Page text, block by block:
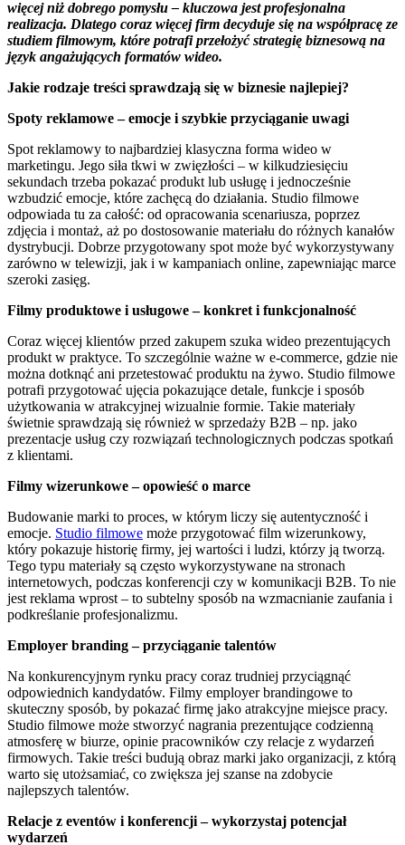
więcej niż dobrego pomysłu – kluczowa jest profesjonalna
realizacja. Dlatego coraz więcej firm decyduje się na współpracę ze
studiem filmowym, które potrafi przełożyć strategię biznesową na
język angażujących formatów wideo.
Jakie rodzaje treści sprawdzają się w biznesie najlepiej?
Spoty reklamowe – emocje i szybkie przyciąganie uwagi
Spot reklamowy to najbardziej klasyczna forma wideo w
marketingu. Jego siła tkwi w zwięzłości – w kilkudziesięciu
sekundach trzeba pokazać produkt lub usługę i jednocześnie
wzbudzić emocje, które zachęcą do działania. Studio filmowe
odpowiada tu za całość: od opracowania scenariusza, poprzez
zdjęcia i montaż, aż po dostosowanie materiału do różnych kanałów
dystrybucji. Dobrze przygotowany spot może być wykorzystywany
zarówno w telewizji, jak i w kampaniach online, zapewniając marce
szeroki zasięg.
Filmy produktowe i usługowe – konkret i funkcjonalność
Coraz więcej klientów przed zakupem szuka wideo prezentujących
produkt w praktyce. To szczególnie ważne w e-commerce, gdzie nie
można dotknąć ani przetestować produktu na żywo. Studio filmowe
potrafi przygotować ujęcia pokazujące detale, funkcje i sposób
użytkowania w atrakcyjnej wizualnie formie. Takie materiały
świetnie sprawdzają się również w sprzedaży B2B – np. jako
prezentacje usług czy rozwiązań technologicznych podczas spotkań
z klientami.
Filmy wizerunkowe – opowieść o marce
Budowanie marki to proces, w którym liczy się autentyczność i
emocje. Studio filmowe może przygotować film wizerunkowy,
który pokazuje historię firmy, jej wartości i ludzi, którzy ją tworzą.
Tego typu materiały są często wykorzystywane na stronach
internetowych, podczas konferencji czy w komunikacji B2B. To nie
jest reklama wprost – to subtelny sposób na wzmacnianie zaufania i
podkreślanie profesjonalizmu.
Employer branding – przyciąganie talentów
Na konkurencyjnym rynku pracy coraz trudniej przyciągnąć
odpowiednich kandydatów. Filmy employer brandingowe to
skuteczny sposób, by pokazać firmę jako atrakcyjne miejsce pracy.
Studio filmowe może stworzyć nagrania prezentujące codzienną
atmosferę w biurze, opinie pracowników czy relacje z wydarzeń
firmowych. Takie treści budują obraz marki jako organizacji, z którą
warto się utożsamiać, co zwiększa jej szanse na zdobycie
najlepszych talentów.
Relacje z eventów i konferencji – wykorzystaj potencjał
wydarzeń